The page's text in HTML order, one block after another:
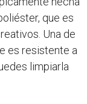
que es
Una de
es resistente a
limpiarla